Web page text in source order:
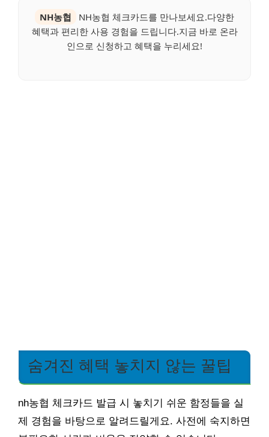
NH농협
NH농협 체크카드를 만나보세요.다양한
혜택과 편리한 사용 경험을 드립니다.지금 바로 온라
인으로 신청하고 혜택을 누리세요!
숨겨진 혜택 놓치지 않는 꿀팁
nh농협 체크카드 발급 시 놓치기 쉬운 함정들을 실
제 경험을 바탕으로 알려드릴게요. 사전에 숙지하면